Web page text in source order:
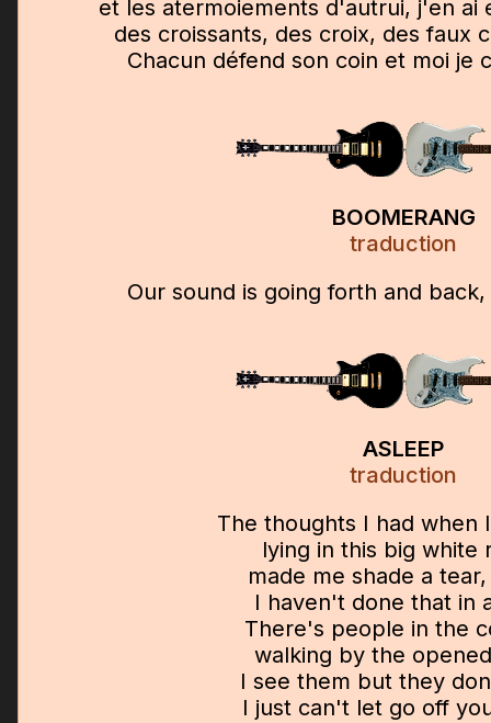
et les atermoiements d'autrui, j'en ai
des croissants, des croix, des faux
Chacun défend son coin et moi je
BOOMERANG
traduction
Our sound is going forth and
ASLEEP
traduction
The thoughts I had when
lying in this big white
made me shade a
I haven't done that in
There's people in the
walking by the
I see them but they
I just can't let go off